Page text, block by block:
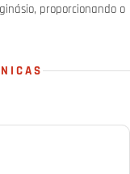
proporcionando o